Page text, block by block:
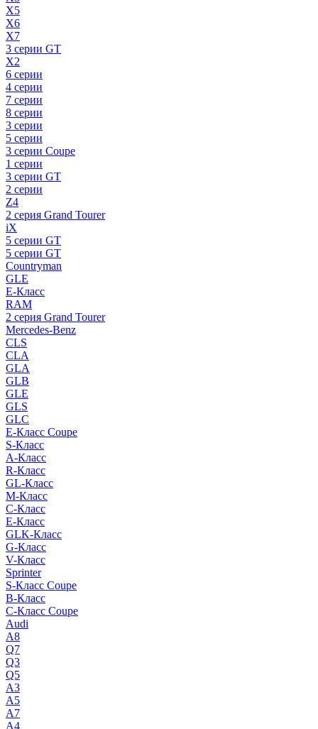
X5
X6
X7
3 серии GT
X2
6 серии
4 серии
7 серии
8 серии
3 серии
5 серии
3 серии Coupe
1 серии
3 серии GT
2 серии
Z4
2 серия Grand Tourer
iX
5 серии GT
5 серии GT
Countryman
GLE
E-Класс
RAM
2 серия Grand Tourer
Mercedes-Benz
CLS
CLA
GLA
GLB
GLE
GLS
GLC
E-Класс Coupe
S-Класс
A-Класс
R-Класс
GL-Класс
M-Класс
C-Класс
E-Класс
GLK-Класс
G-Класс
V-Класс
Sprinter
S-Класс Сoupe
B-Класс
C-Класс Coupe
Audi
A8
Q7
Q3
Q5
A3
A5
A7
A4